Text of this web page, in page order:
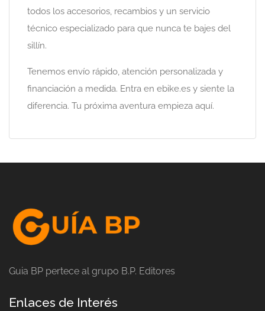
todos los accesorios, recambios y un servicio
técnico especializado para que nunca te bajes del
sillín.
Tenemos envío rápido, atención personalizada y
financiación a medida. Entra en ebike.es y siente la
diferencia. Tu próxima aventura empieza aquí.
Guia BP pertece al grupo B.P. Editores
Enlaces de Interés